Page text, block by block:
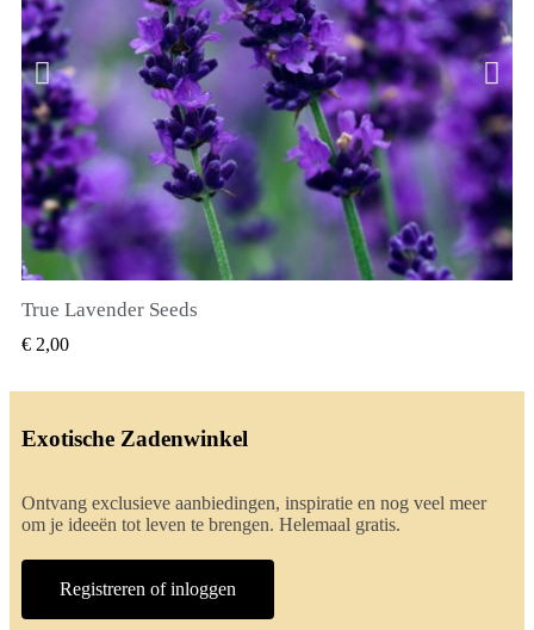
True Lavender Seeds
€ 2,00
Exotische Zadenwinkel
Ontvang exclusieve aanbiedingen, inspiratie en nog veel meer
om je ideeën tot leven te brengen. Helemaal gratis.
Registreren of inloggen